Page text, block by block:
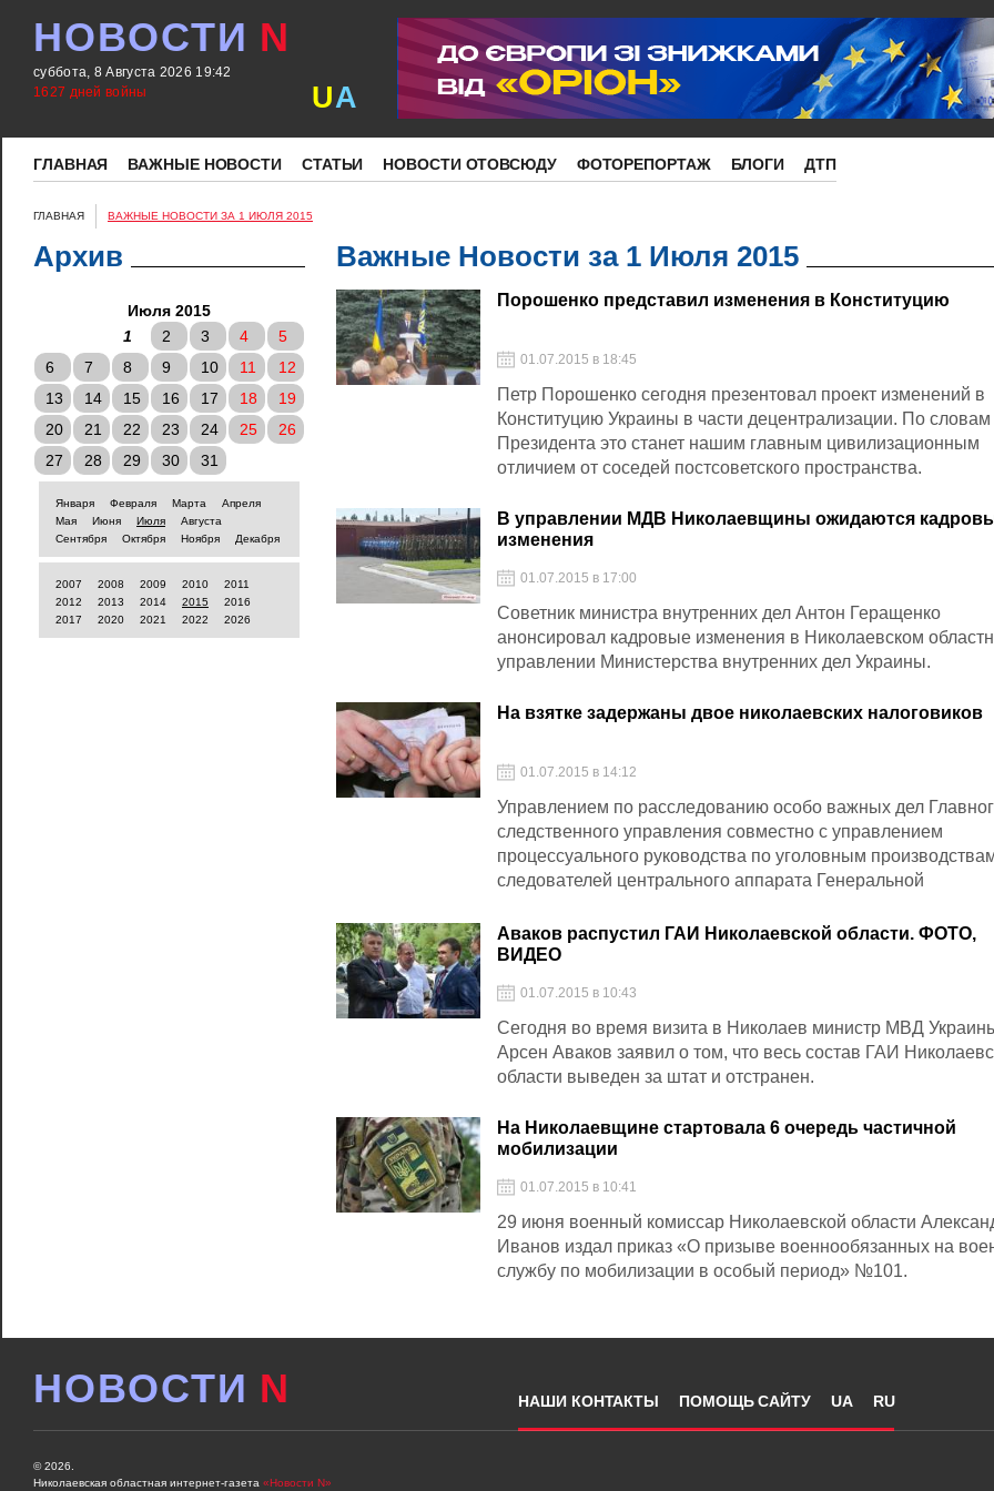
НОВОСТИ N
суббота, 8 Августа 2026 19:42
1627 дней войны
UA
ГЛАВНАЯ ВАЖНЫЕ НОВОСТИ СТАТЬИ НОВОСТИ ОТОВСЮДУ ФОТОРЕПОРТАЖ БЛОГИ ДТП
ГЛАВНАЯ ВАЖНЫЕ НОВОСТИ ЗА 1 ИЮЛЯ 2015
Архив
Июля 2015
1
2 3 4
5
6
7 8 9 10 11
12
13
14 15 16 17 18
19
20
21 22 23 24 25
26
27
28 29 30 31
Января Февраля Марта
Апреля
Мая
Июня Июля
Августа
Сентября
Октября Ноября Декабря
2007 2008 2009 2010
2011
2012
2013 2014 2015
2016
2017
2020 2021 2022 2026
Важные Новости за 1 Июля 2015
Порошенко представил изменения в Конституцию
01.07.2015 в 18:45
Петр Порошенко сегодня презентовал проект изменений в
Конституцию Украины в части децентрализации. По словам
Президента это станет нашим главным цивилизационным
отличием от соседей постсоветского пространства.
В управлении МДВ Николаевщины ожидаются
изменения
01.07.2015 в 17:00
Советник министра внутренних дел Антон Геращенко
анонсировал кадровые изменения в Николаевском
управлении Министерства внутренних дел Украины.
На взятке задержаны двое николаевских налоговиков
01.07.2015 в 14:12
Управлением по расследованию особо важных дел
следственного управления совместно с управлением
процессуального руководства по уголовным
следователей центрального аппарата Генеральной
расследований и старший оперуполномоченный по особо
важным делам Главного управления Государственной
Аваков распустил ГАИ Николаевской области. ФОТО,
ВИДЕО
01.07.2015 в 10:43
Сегодня во время визита в Николаев министр МВД
Арсен Аваков заявил о том, что весь состав ГАИ
области выведен за штат и отстранен.
На Николаевщине стартовала 6 очередь частичной
мобилизации
01.07.2015 в 10:41
29 июня военный комиссар Николаевской области
Иванов издал приказ «О призыве военнообязанных на
службу по мобилизации в особый период» №101.
НОВОСТИ N НАШИ КОНТАКТЫ ПОМОЩЬ САЙТУ UA RU
© 2026.
Николаевская областная интернет-газета «Новости N»